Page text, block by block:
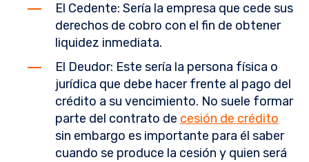
El Cedente: Sería la empresa que cede sus
derechos de cobro con el fin de obtener
liquidez inmediata.
El Deudor: Este sería la persona física o
jurídica que debe hacer frente al pago del
crédito a su vencimiento. No suele formar
parte del contrato de cesión de crédito
sin embargo es importante para él saber
cuando se produce la cesión y quien será